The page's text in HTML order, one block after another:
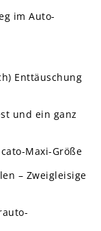
im Auto-
Enttäuschung
und ein ganz
Maxi-Größe
– Zweigleisige